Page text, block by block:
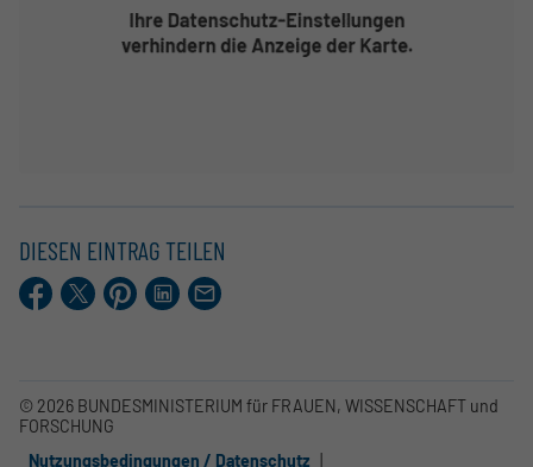
DIESEN EINTRAG TEILEN
Facebook
X.comPinterestLinkedIn
E-
Mail
© 2026 BUNDESMINISTERIUM für FRAUEN, WISSENSCHAFT und
FORSCHUNG
Nutzungsbedingungen / Datenschutz